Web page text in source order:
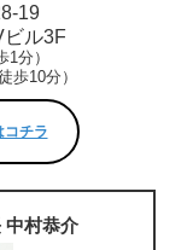
19
ビル3F
分）
歩10分）
コチラ
中村恭介